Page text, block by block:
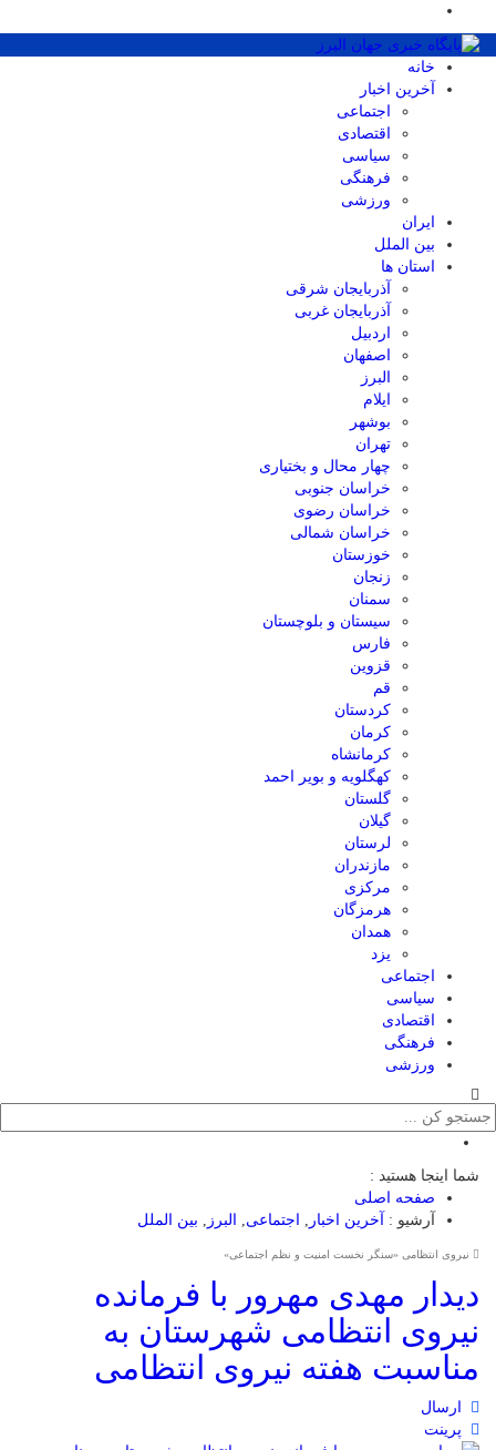
خانه
آخرین اخبار
اجتماعی
اقتصادی
سیاسی
فرهنگی
ورزشی
ایران
بین الملل
استان ها
آذربایجان شرقی
آذربایجان غربی
اردبیل
اصفهان
البرز
ایلام
بوشهر
تهران
چهار محال و بختیاری
خراسان جنوبی
خراسان رضوی
خراسان شمالی
خوزستان
زنجان
سمنان
سیستان و بلوچستان
فارس
قزوین
قم
کردستان
کرمان
کرمانشاه
کهگلویه و بویر احمد
گلستان
گیلان
لرستان
مازندران
مرکزی
هرمزگان
همدان
یزد
اجتماعی
سیاسی
اقتصادی
فرهنگی
ورزشی
شما اینجا هستید :
صفحه اصلی
آرشیو :
آخرین اخبار اجتماعی البرز بین الملل
نیروی انتظامی «سنگر نخست امنیت و نظم اجتماعی»
دیدار مهدی مهرور با فرمانده
نیروی انتظامی شهرستان به
مناسبت هفته نیروی انتظامی
ارسال
پرینت